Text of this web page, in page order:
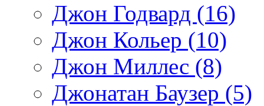
Джон Годвард (16)
Джон Кольер (10)
Джон Миллес (8)
Джонатан Баузер (5)